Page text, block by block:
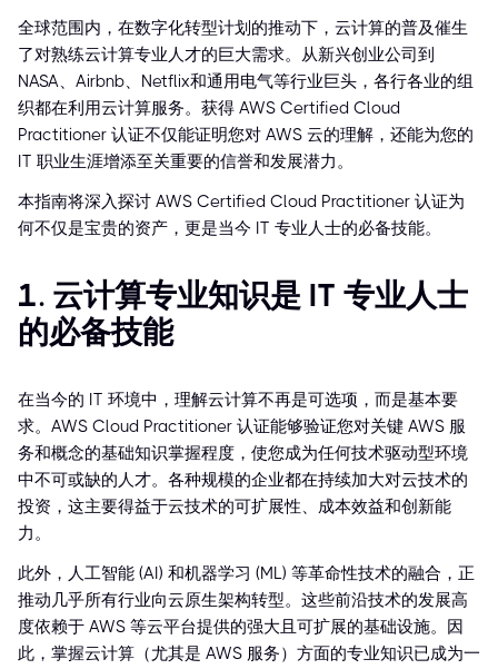
全球范围内，在数字化转型计划的推动下，云计算的普及催生
了对熟练云计算专业人才的巨大需求。从新兴创业公司到
NASA、Airbnb、Netflix和通用电气等行业巨头，各行各业的组
织都在利用云计算服务。获得 AWS Certified Cloud
Practitioner 认证不仅能证明您对 AWS 云的理解，还能为您的
IT 职业生涯增添至关重要的信誉和发展潜力。
本指南将深入探讨 AWS Certified Cloud Practitioner 认证为
何不仅是宝贵的资产，更是当今 IT 专业人士的必备技能。
1. 云计算专业知识是 IT 专业人士
的必备技能
在当今的 IT 环境中，理解云计算不再是可选项，而是基本要
求。AWS Cloud Practitioner 认证能够验证您对关键 AWS 服
务和概念的基础知识掌握程度，使您成为任何技术驱动型环境
中不可或缺的人才。各种规模的企业都在持续加大对云技术的
投资，这主要得益于云技术的可扩展性、成本效益和创新能
力。
此外，人工智能 (AI) 和机器学习 (ML) 等革命性技术的融合，正
推动几乎所有行业向云原生架构转型。这些前沿技术的发展高
度依赖于 AWS 等云平台提供的强大且可扩展的基础设施。因
此，掌握云计算（尤其是 AWS 服务）方面的专业知识已成为一